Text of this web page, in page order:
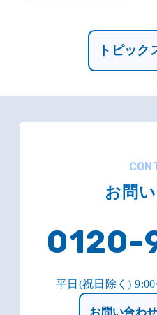
トピック
お問
0120-
平日(祝日除く)
お問い合わ